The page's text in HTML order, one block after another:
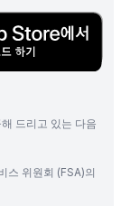
드리고 있는 다음
위원회 (FSA)의